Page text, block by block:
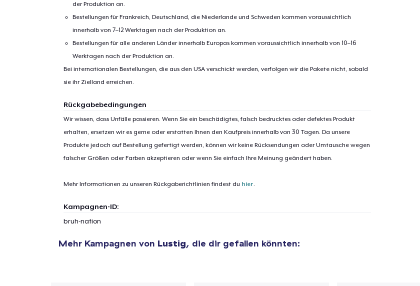
der Produktion an.
Bestellungen für Frankreich, Deutschland, die Niederlande und Schweden kommen voraussichtlich
innerhalb von 7–12 Werktagen nach der Produktion an.
Bestellungen für alle anderen Länder innerhalb Europas kommen voraussichtlich innerhalb von 10–16
Werktagen nach der Produktion an.
Bei internationalen Bestellungen, die aus den USA verschickt werden, verfolgen wir die Pakete nicht, sobald
sie ihr Zielland erreichen.
Rückgabebedingungen
Wir wissen, dass Unfälle passieren. Wenn Sie ein beschädigtes, falsch bedrucktes oder defektes Produkt
erhalten, ersetzen wir es gerne oder erstatten Ihnen den Kaufpreis innerhalb von 30 Tagen. Da unsere
Produkte jedoch auf Bestellung gefertigt werden, können wir keine Rücksendungen oder Umtausche wegen
falscher Größen oder Farben akzeptieren oder wenn Sie einfach Ihre Meinung geändert haben.
Mehr Informationen zu unseren Rückgaberichtlinien findest du hier
Kampagnen-ID:
bruh-nation
Mehr Kampagnen von Lustig, die dir gefallen könnten: